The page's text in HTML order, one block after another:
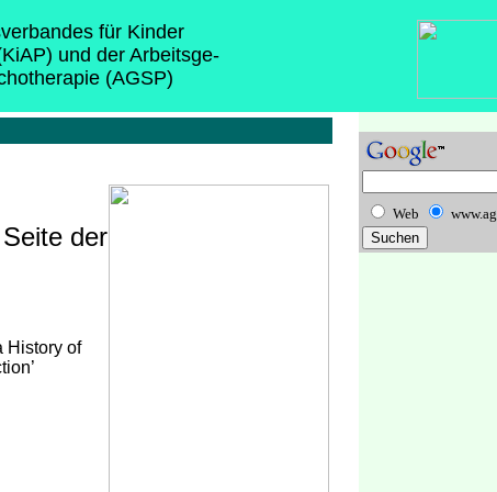
für Kinder
und der Arbeitsge-
(AGSP)
der
History of
Web